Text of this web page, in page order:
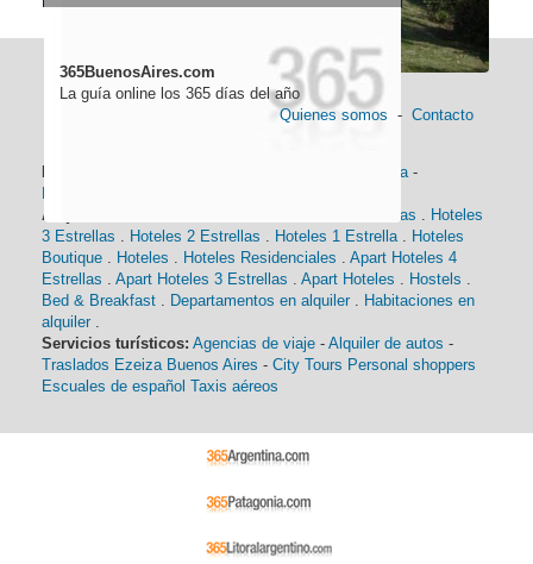
365BuenosAires.com
La guía online los 365 días del año
Quienes somos - Contacto
Historia-
Alojamiento:
Hoteles 4 Estrellas . Hoteles
3 Estrellas . Hoteles 2 Estrellas . Hoteles 1 Estrella. Hoteles
Boutique . Hoteles . Hoteles Residenciales . Apart Hoteles 4
Estrellas . Apart Hoteles 3 Estrellas . Apart Hoteles . Hostels .
Bed & Breakfast . Departamentos en alquiler . Habitaciones en
alquiler .
Servicios turísticos: Agencias de viaje - Alquiler de autos -
Traslados Ezeiza Buenos Aires - City Tours Personal shoppers
Escuales de español Taxis aéreos